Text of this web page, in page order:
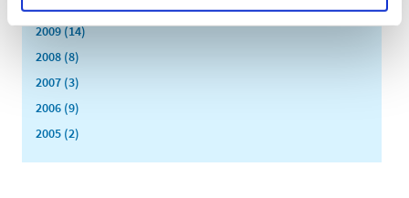
2010 (7)
2009 (14)
2008 (8)
2007 (3)
2006 (9)
2005 (2)